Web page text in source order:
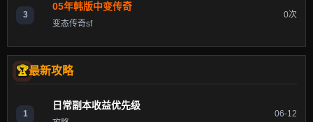
3
05年韩版中变传奇
变态传奇sf
0次
最新攻略
1
日常副本收益优先级
06-12